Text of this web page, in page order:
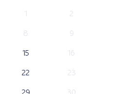
1
2
8
9
15
16
22
23
29
30